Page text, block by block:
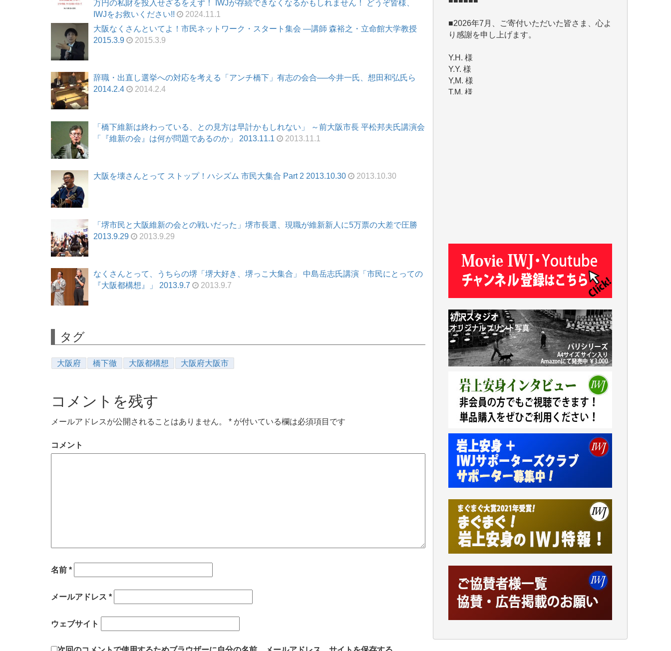
万円の私財を投入せざるをえず！ IWJが存続できなくなるかもしれません！ どうぞ皆様、
IWJをお救いください!!
2024.11.1
大阪なくさんといてよ！市民ネットワーク・スタート集会 ―講師 森裕之・立命館大学教授
2015.3.9
2015.3.9
辞職・出直し選挙への対応を考える「アンチ橋下」有志の会合──今井一氏、想田和弘氏ら
2014.2.4
2014.2.4
「橋下維新は終わっている、との見方は早計かもしれない」 ～前大阪市長 平松邦夫氏講演会
「『維新の会』は何が問題であるのか」 2013.11.1
2013.11.1
大阪を壊さんとって ストップ！ハシズム 市民大集合 Part 2 2013.10.30 2013.10.30
「堺市民と大阪維新の会との戦いだった」堺市長選、現職が維新新人に5万票の大差で圧勝
2013.9.29
2013.9.29
なくさんとって、うちらの堺「堺大好き、堺っこ大集合」 中島岳志氏講演「市民にとっての
『大阪都構想』」 2013.9.7
2013.9.7
タグ
大阪府 橋下徹 大阪都構想 大阪府大阪市
コメントを残す
メールアドレスが公開されることはありません。 * が付いている欄は必須項目です
コメント
名前 *
メールアドレス *
ウェブサイト
Y.H. 様
Y,M. 様
T.M. 様
マツモト ヤスアキ 様
マシオン 恵美香 様
T.K. 様
ASAKO TAKAESU 様
マシオン恵美香 様
平野智生 様
山本賢二 様
吉住俊昭 様
徳山匡 様
金 盛起 様
塩川 晃平 様
松本益美 様
井出 隆太 様
及川昭男 様
岩井祐子 様
藤田英之 様
藤岡比左志 様
井出 隆太 様
小池説夫 様
アオキカナメ 様
諸般の事情によりIWJ会費払えず今は非会員
です。市民側に立つ講演会にIWJのカメラマ
われるのはあまりにもったいない。少しでも
お役立てください。（H.O.様）
今日、僅かですがカンパしました。（T.M.
今日、僅かですがカンパしました。IWJの危
機を乗り切るには到底及ばない額ですが病気
の妻を抱えている私にとっては精一杯のカン
パです。
かねてよりIWJが発してきた膨大な取材記事